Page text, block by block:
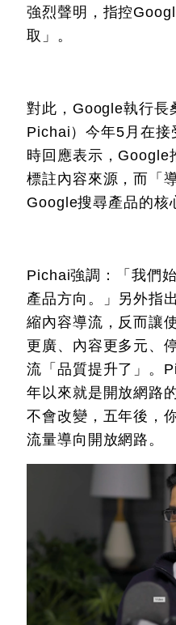
強烈聲明，指控
取」。
對此，Google執行長
Pichai）今年5月在接
時回應表示，Google
標註內容來源，而「
Google搜尋產品的核
Pichai強調：「我們
產品方向。」另外指
縮內容導流，反而讓
更廣、內容更多元、
流「品質提升了」。
年以來就是開放網路
不會改變，五年後，
流量導向開放網路。